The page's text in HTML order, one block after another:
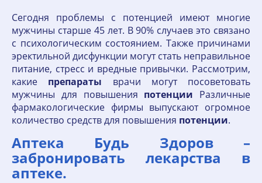
Сегодня проблемы с потенцией имеют многие
мужчины старше 45 лет. В 90% случаев это связано
с психологическим состоянием. Также причинами
эректильной дисфункции могут стать неправильное
питание, стресс и вредные привычки. Рассмотрим,
какие препараты врачи могут посоветовать
мужчины для повышения потенции Различные
фармакологические фирмы выпускают огромное
количество средств для повышения потенции.
Аптека Будь Здоров –
забронировать лекарства в
аптеке.